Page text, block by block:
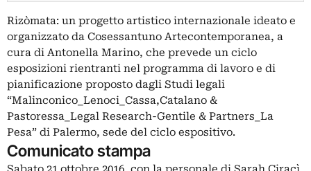
Rizòmata: un progetto artistico internazionale ideato e
organizzato da Cosessantuno Artecontemporanea, a
cura di Antonella Marino, che prevede un ciclo
esposizioni rientranti nel programma di lavoro e di
pianificazione proposto dagli Studi legali
“Malinconico_Lenoci_Cassa,Catalano &
Pastoressa_Legal Research-Gentile & Partners_La
Pesa” di Palermo, sede del ciclo espositivo.
Comunicato stampa